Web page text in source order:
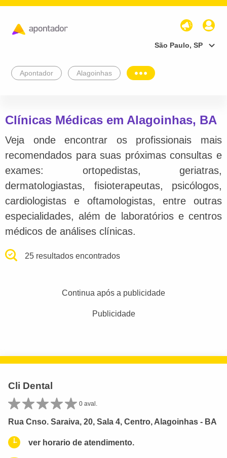
São Paulo, SP
Apontador Alagoinhas
Clínicas Médicas em Alagoinhas, BA
Veja onde encontrar os profissionais mais
recomendados para suas próximas consultas e
exames: ortopedistas, geriatras,
dermatologiastas, fisioterapeutas, psicólogos,
cardiologistas e oftamologistas, entre outras
especialidades, além de laboratórios e centros
médicos de análises clínicas.
25 resultados encontrados
Continua após a publicidade
Publicidade
Cli Dental
0 aval.
Rua Cnso. Saraiva, 20, Sala 4, Centro, Alagoinhas - BA
ver horario de atendimento.